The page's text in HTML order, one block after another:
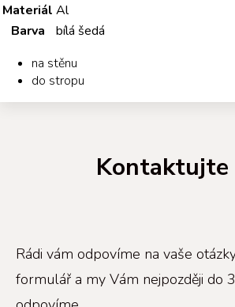
Materiál Al
Barva
bílá šedá
na stěnu
do stropu
Kontaktujte
Rádi vám odpovíme na vaše
formulář a my Vám nejpozději do